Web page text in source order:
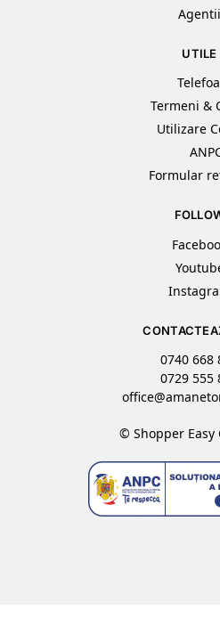
Agentii
UTILE
Termeni &
Utilizare
Formular
0740 668
0729 555
© Shopper Easy